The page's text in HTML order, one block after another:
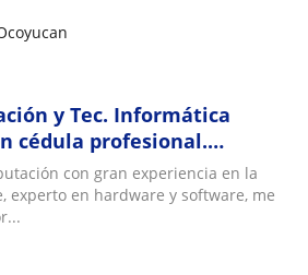
y Tec. Informática
cédula profesional.
distintos niveles
secundaria,
con gran experiencia en la
experto en hardware y software, me